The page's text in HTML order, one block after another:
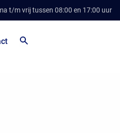
t/m vrij tussen 08:00 en 17:00 uur